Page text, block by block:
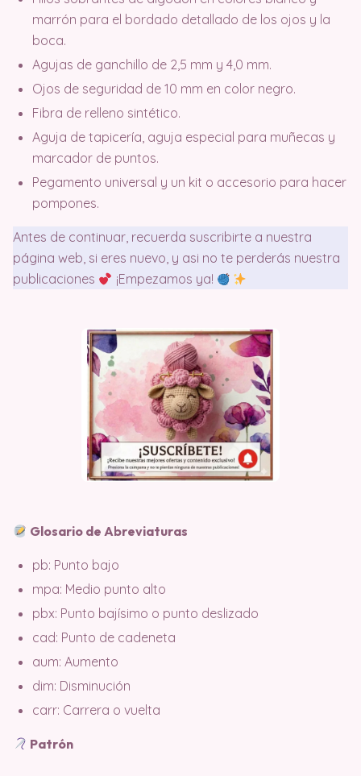
marrón para el bordado detallado de los ojos y la
boca.
Agujas de ganchillo de 2,5 mm y 4,0 mm.
Ojos de seguridad de 10 mm en color negro.
Fibra de relleno sintético.
Aguja de tapicería, aguja especial para muñecas y
marcador de puntos.
Pegamento universal y un kit o accesorio para hacer
pompones.
Antes de continuar, recuerda suscribirte a nuestra
página web, si eres nuevo, y asi no te perderás nuestra
publicaciones
¡Empezamos ya!
Glosario de Abreviaturas
pb: Punto bajo
mpa: Medio punto alto
pbx: Punto bajísimo o punto deslizado
cad: Punto de cadeneta
aum: Aumento
dim: Disminución
carr: Carrera o vuelta
Patrón